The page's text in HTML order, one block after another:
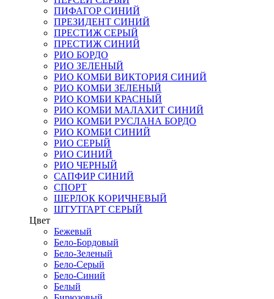
ПИФАГОР СИНИЙ
ПРЕЗИДЕНТ СИНИЙ
ПРЕСТИЖ СЕРЫЙ
ПРЕСТИЖ СИНИЙ
РИО БОРДО
РИО ЗЕЛЕНЫЙ
РИО КОМБИ ВИКТОРИЯ СИНИЙ
РИО КОМБИ ЗЕЛЕНЫЙ
РИО КОМБИ КРАСНЫЙ
РИО КОМБИ МАЛАХИТ СИНИЙ
РИО КОМБИ РУСЛАНА БОРДО
РИО КОМБИ СИНИЙ
РИО СЕРЫЙ
РИО СИНИЙ
РИО ЧЕРНЫЙ
САПФИР СИНИЙ
СПОРТ
ШЕРЛОК КОРИЧНЕВЫЙ
ШТУТГАРТ СЕРЫЙ
Цвет
Бежевый
Бело-Бордовый
Бело-Зеленый
Бело-Серый
Бело-Синий
Белый